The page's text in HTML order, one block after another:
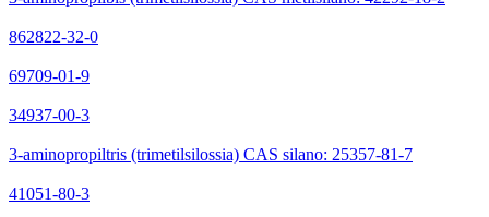
862822-32-0
69709-01-9
34937-00-3
3-aminopropiltris (trimetilsilossia) CAS silano: 25357-81-7
41051-80-3